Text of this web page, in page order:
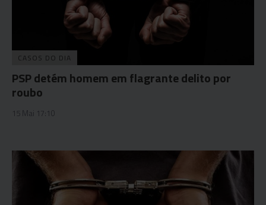
CASOS DO DIA
PSP detém homem em flagrante delito por
roubo
15 Mai 17:10